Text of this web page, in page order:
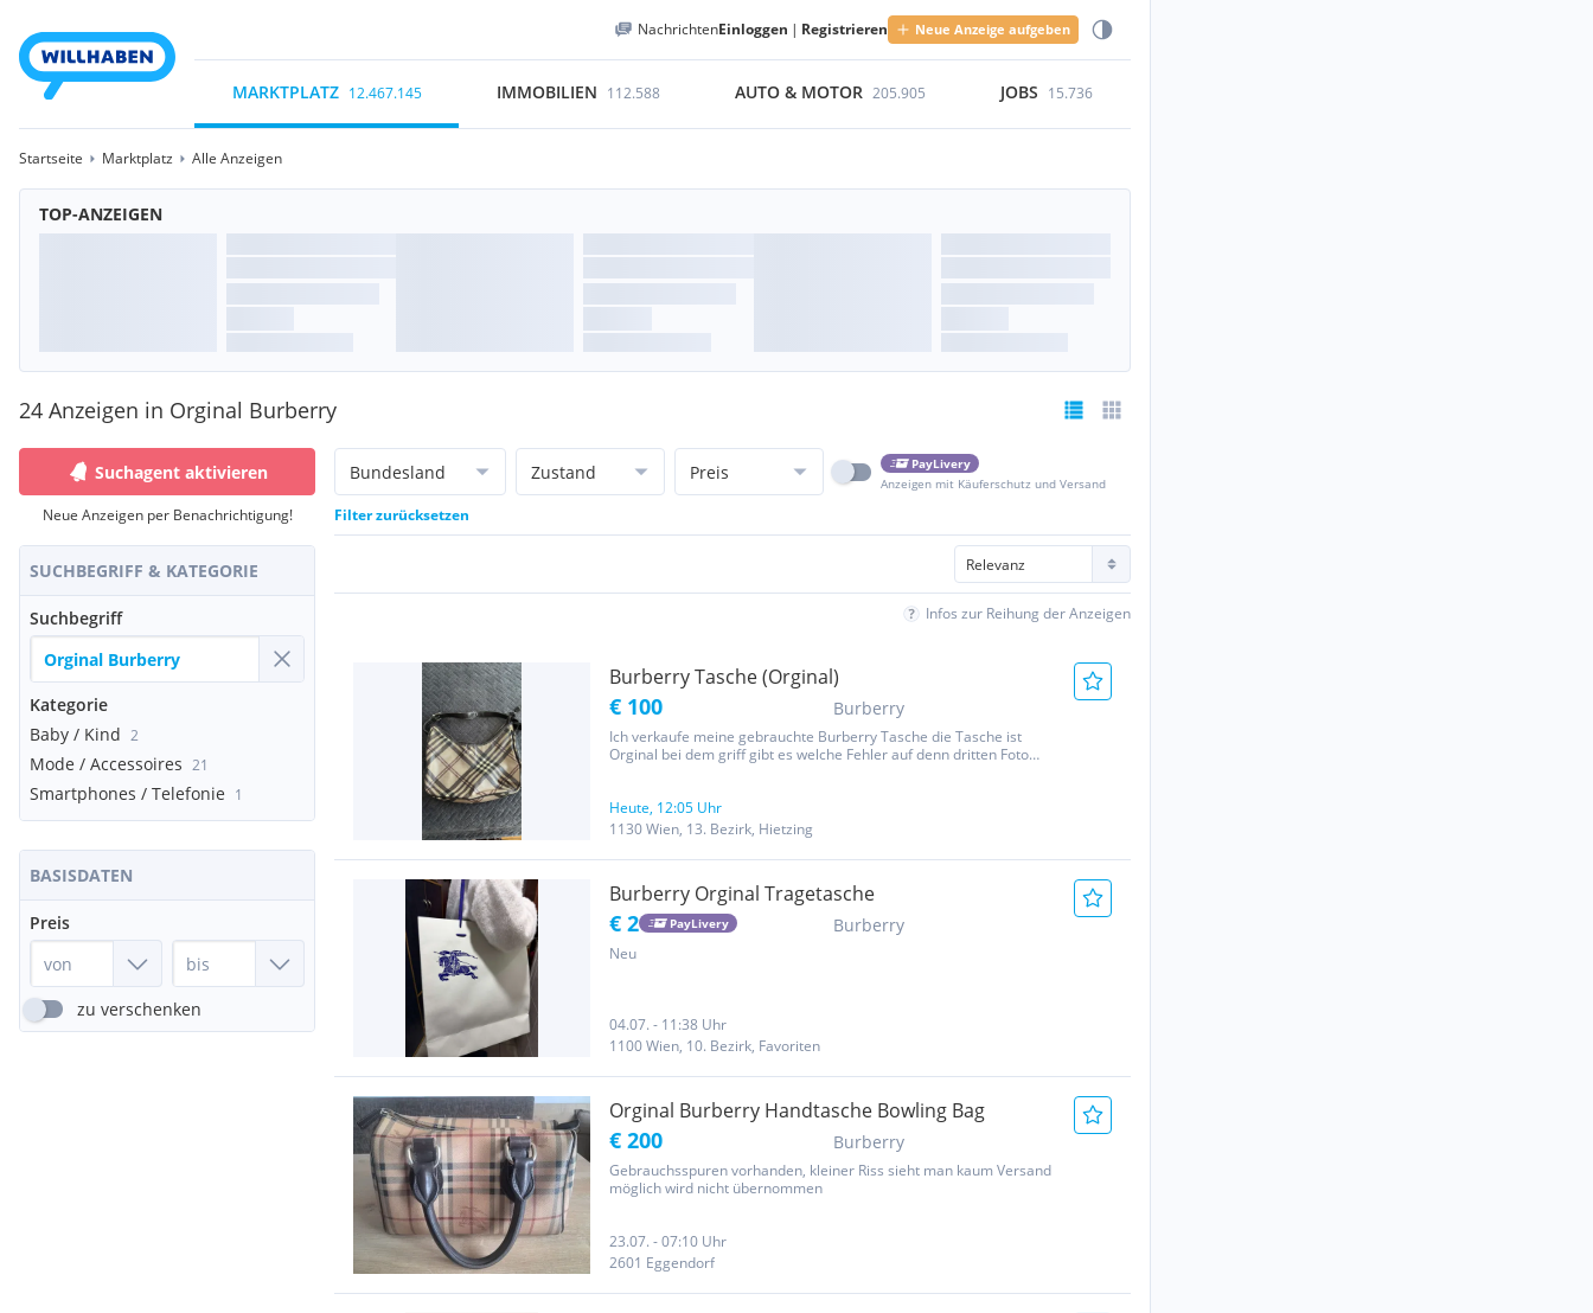
NachrichtenEinloggen | Registrieren Neue Anzeige aufgeben
MARKTPLATZ 12.467.145 IMMOBILIEN 112.588 AUTO & MOTOR 205.905 JOBS 15.736
Startseite Marktplatz Alle Anzeigen
TOP-ANZEIGEN
24 Anzeigen in Orginal Burberry
Suchagent aktivieren
Neue Anzeigen per Benachrichtigung!
SUCHBEGRIFF & KATEGORIE
Suchbegriff
Kategorie
Baby / Kind 2
Mode / Accessoires 21
Smartphones / Telefonie 1
BASISDATEN
Preis
zu verschenken
Bundesland Zustand Preis
PayLivery
Anzeigen mit Käuferschutz und Versand
Filter zurücksetzen
Infos zur Reihung der Anzeigen
Burberry Tasche (Orginal)
€ 100 Burberry
Ich verkaufe meine gebrauchte Burberry Tasche die Tasche ist
Orginal bei dem griff gibt es welche Fehler auf denn dritten Foto
Heute, 12:05 Uhr
1130 Wien, 13. Bezirk, Hietzing
Burberry Orginal Tragetasche
€ 2 PayLivery Burberry
Neu
04.07. - 11:38 Uhr
1100 Wien, 10. Bezirk, Favoriten
Orginal Burberry Handtasche Bowling Bag
€ 200 Burberry
Gebrauchsspuren vorhanden, kleiner Riss sieht man kaum Versand
möglich wird nicht übernommen
23.07. - 07:10 Uhr
2601 Eggendorf